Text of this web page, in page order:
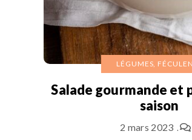
LÉGUMES,
Salade gourmande et
saison
2 mars 2023